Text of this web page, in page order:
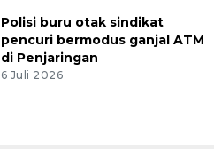
Polisi buru otak sindikat
pencuri bermodus ganjal ATM
di Penjaringan
6 Juli 2026